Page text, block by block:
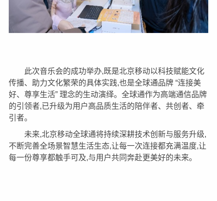
此次音乐会的成功举办,既是北京移动以科技赋能文化
传播、助力文化繁荣的具体实践,也是全球通品牌 “连接美
好、尊享生活” 理念的生动演绎。全球通作为高端通信品牌
的引领者,已升级为用户高品质生活的陪伴者、共创者、牵
引者。
未来,北京移动全球通将持续深耕技术创新与服务升级,
不断完善全场景智慧生活生态,让每一次连接都充满温度,让
每一份尊享都触手可及,与用户共同奔赴更美好的未来。